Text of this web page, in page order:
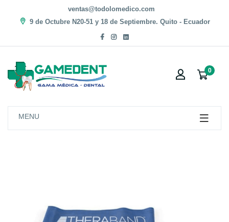
ventas@todolomedico.com
9 de Octubre N20-51 y 18 de Septiembre. Quito - Ecuador
0
MENU